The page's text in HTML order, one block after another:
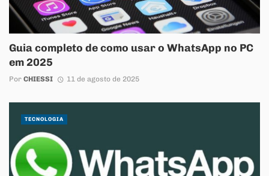
Guia completo de como usar o WhatsApp no PC
em 2025
Por CHIESSI 11 de agosto de 2025
TECNOLOGIA